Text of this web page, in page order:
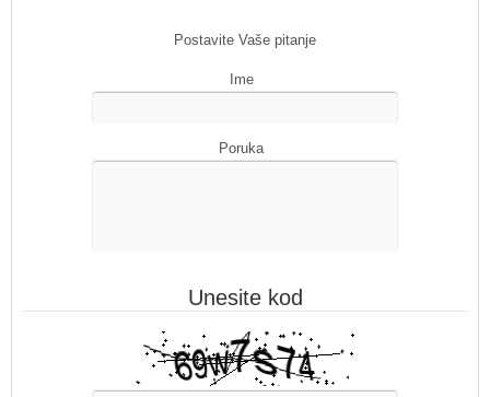
Postavite Vaše pitanje
Ime
Poruka
Unesite kod